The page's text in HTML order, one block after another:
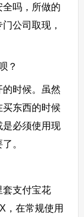
全吗，所做的
公司取现，
？
时候。虽然
买东西的时候
是必须使用现
。
支付宝花
，在常规使用